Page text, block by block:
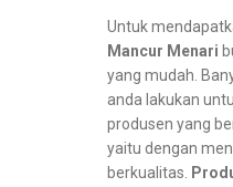
Untuk
Mancur Menari
yang mudah.
anda lakukan
produsen yang
yaitu dengan
berkualitas.